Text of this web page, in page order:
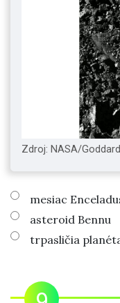
Zdroj: NASA/
mesiac
asteroid Bennu
trpasličia